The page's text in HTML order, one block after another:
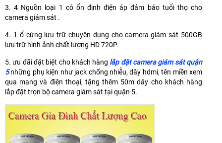
3. 4 Nguồn loại 1 có ổn định điện áp đảm bảo tuổi thọ cho
camera giám sát .
4. 1 ổ cứng lưu trữ chuyên dụng cho camera giám sát 500GB
lưu trữ hình ảnh chất lượng HD 720P.
5. ưu đãi đặt biệt cho khách hàng lắp đặt camera giám sát quận
5những phụ kiện như jack chống nhiễu, dây hdmi, tên miền xem
qua mạng và điện thoại, tặng thêm 50m dây cho khách hàng
lắp đặt trọn bộ camera giám sát tại quận 5.